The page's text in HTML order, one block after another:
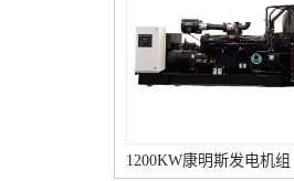
笔触及发电机电枢接线柱。黑
表笔接搭铁接线柱，逐渐增强
发电机速度，查验电压是否太
高。②若电压偏高，拆下电压
整“非法”或磁力线圈温度补偿
电阻断路。③若K2闭合后电压
柴油发电机的充电机无损坏，
若无变化则应依次查看其充电
元件，老化、断路或稳压二极
管失效。3、柴油发电机的充
线路故障。电线束被线卡子飞